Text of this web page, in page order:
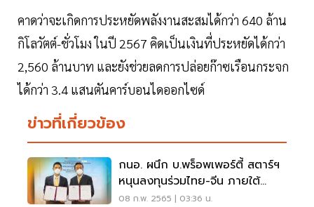
คาดว่าจะเกิดการประหยัดพลังงานสะสมได้กว่า 640 ล้าน
กิโลวัตต์-ชั่วโมง ในปี 2567 คิดเป็นเงินที่ประหยัดได้กว่า
2,560 ล้านบาท และยังช่วยลดการปล่อยก๊าซเรือนกระจก
ได้กว่า 3.4 แสนตันคาร์บอนไดออกไซด์
ข่าวที่เกี่ยวข้อง
กนอ. ผนึก บ.พร็อพเพอร์ตี้ สตาร์ฯ
หนุนลงทุนร่วมไทย-จีน ภายใต้
One Belt One Road
08 ก.พ. 2565 | 03:36 น.